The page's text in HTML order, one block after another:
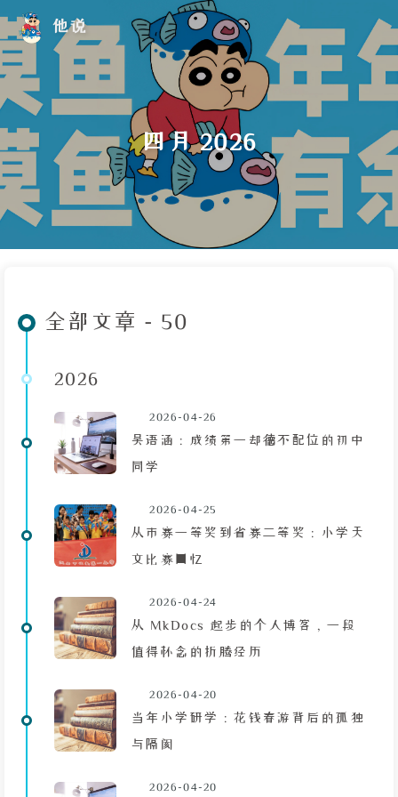
他说
四月 2026
全部文章 - 50
2026
2026-04-26
吴语涵：成绩第一却德不配位的初中
同学
2026-04-25
从市赛一等奖到省赛二等奖：小学天
文比赛回忆
2026-04-24
从 MkDocs 起步的个人博客，一段
值得怀念的折腾经历
2026-04-20
当年小学研学：花钱春游背后的孤独
与隔阂
2026-04-20